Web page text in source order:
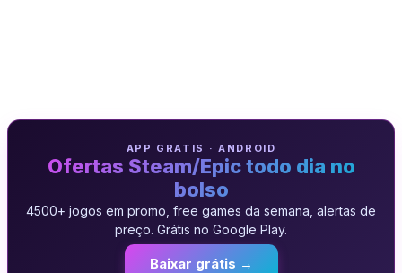
APP GRATIS · ANDROID
Ofertas Steam/Epic todo dia no
bolso
4500+ jogos em promo, free games da semana, alertas de
preço. Grátis no Google Play.
Baixar grátis →